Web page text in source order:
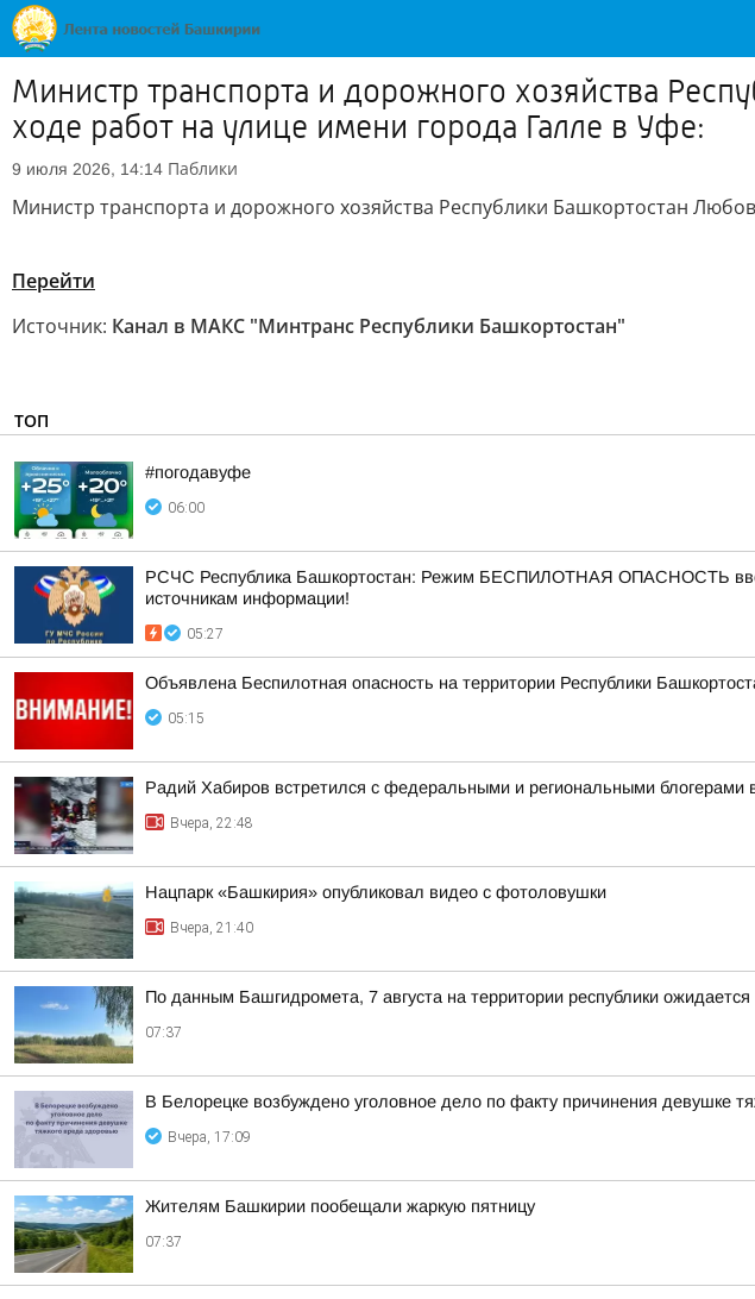
Министр транспорта и дорожного хозяйства
ходе работ на улице имени города Галле в Уфе:
9 июля 2026, 14:14 Паблики
Министр транспорта и дорожного хозяйства Республики Башкортостан
Перейти
Источник: Канал в МАКС "Минтранс Республики Башкортостан"
ТОП
#погодавуфе
06:00
РСЧС Республика Башкортостан: Режим БЕСПИЛОТНАЯ ОПАСНОСТЬ
источникам информации!
05:27
Объявлена Беспилотная опасность на территории Республики
05:15
Радий Хабиров встретился с федеральными и региональными блогерами
Вчера, 22:48
Нацпарк «Башкирия» опубликовал видео с фотоловушки
Вчера, 21:40
По данным Башгидромета, 7 августа на территории республики
07:37
В Белорецке возбуждено уголовное дело по факту причинения девушке
Вчера, 17:09
Жителям Башкирии пообещали жаркую пятницу
07:37